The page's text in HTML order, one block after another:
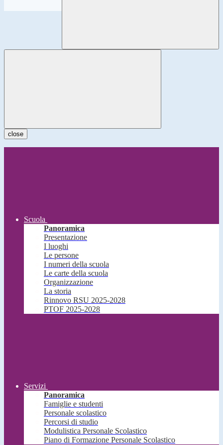
close
Scuola
Panoramica
Presentazione
I luoghi
Le persone
I numeri della scuola
Le carte della scuola
Organizzazione
La storia
Rinnovo RSU 2025-2028
PTOF 2025-2028
Servizi
Panoramica
Famiglie e studenti
Personale scolastico
Percorsi di studio
Modulistica Personale Scolastico
Piano di Formazione Personale Scolastico